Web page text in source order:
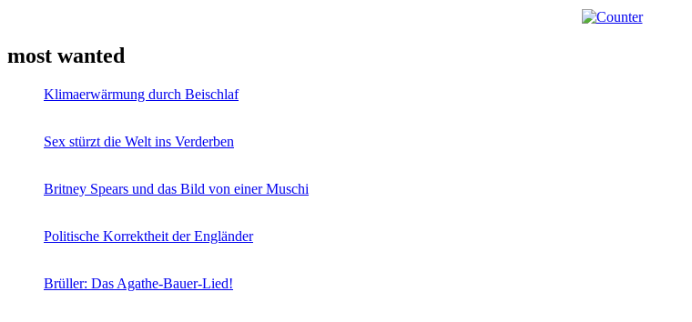
most wanted
Klimaerwärmung durch Beischlaf
Sex stürzt die Welt ins Verderben
Britney Spears und das Bild von einer Muschi
Politische Korrektheit der Engländer
Brüller: Das Agathe-Bauer-Lied!